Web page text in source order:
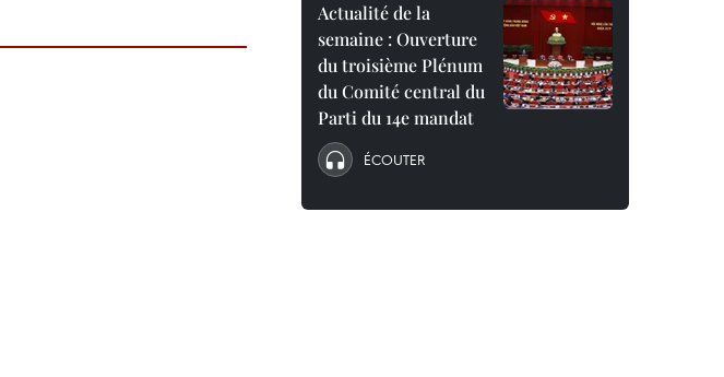
Actualité de la
semaine : Ouverture
du troisième Plénum
du Comité central du
Parti du 14e mandat
ÉCOUTER